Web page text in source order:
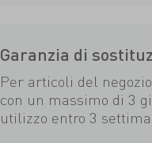
Garanzia di
Per articoli del
con un massimo di 3
utilizzo entro 3